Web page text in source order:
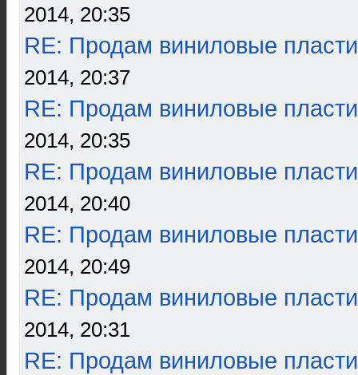
2014, 20:35
RE: Продам виниловые
2014, 20:37
RE: Продам виниловые
2014, 20:35
RE: Продам виниловые
2014, 20:40
RE: Продам виниловые
2014, 20:49
RE: Продам виниловые
2014, 20:31
RE: Продам виниловые